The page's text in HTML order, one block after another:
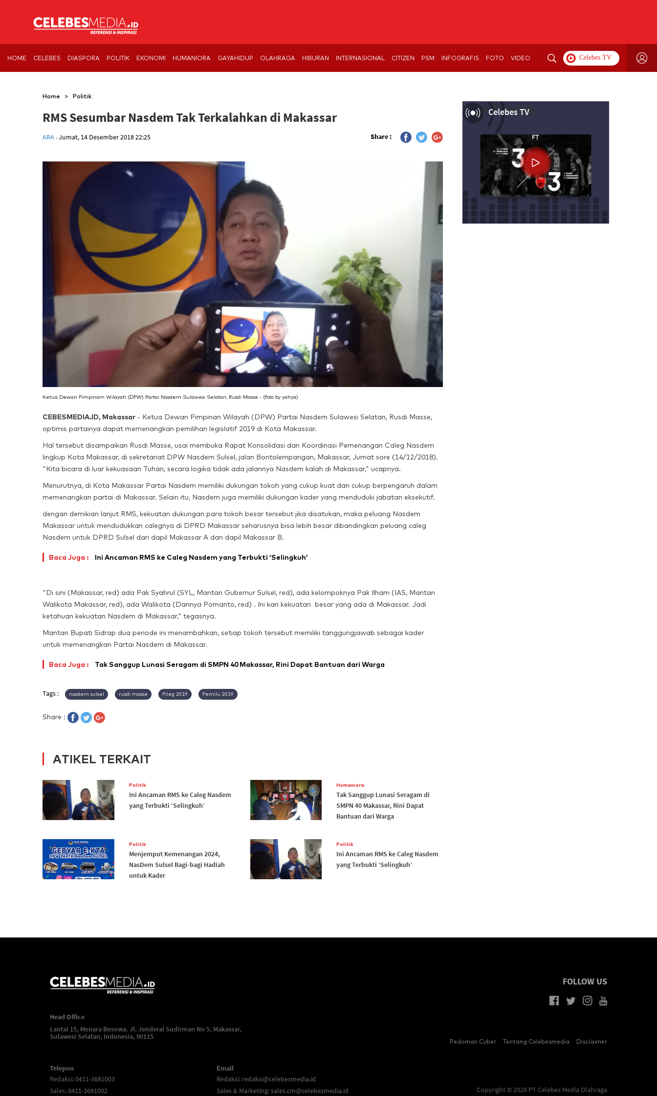
HOME CELEBES DIASPORA POLITIK EKONOMI HUMANIORA GAYAHIDUP OLAHRAGA HIBURAN INTERNASIONAL CITIZEN PSM INFOGRAFIS FOTO VIDEO
Home > Politik
RMS Sesumbar Nasdem Tak Terkalahkan di Makassar
ARA .Jumat, 14 Desember 2018 22:25 Share :
Ketua Dewan Pimpinam Wilayah (DPW) Partai Nasdem Sulawesi Selatan, Rusdi Masse - (foto by yahya)
CEBESMEDIA.ID, Makassar - Ketua Dewan Pimpinan Wilayah (DPW) Partai Nasdem Sulawesi Selatan, Rusdi Masse,
optimis partainya dapat memenangkan pemilihan legislatif 2019 di Kota Makassar.
Hal tersebut disampaikan Rusdi Masse, usai membuka Rapat Konsolidasi dan Koordinasi Pemenangan Caleg Nasdem
lingkup Kota Makassar, di sekretariat DPW Nasdem Sulsel, jalan Bontolempangan, Makassar, Jumat sore (14/12/2018).
"Kita bicara di luar kekuasaan Tuhan, secara logika tidak ada jalannya Nasdem kalah di Makassar," ucapnya.
Menurutnya, di Kota Makassar Partai Nasdem memiliki dukungan tokoh yang cukup kuat dan cukup berpengaruh dalam
memenangkan partai di Makassar. Selain itu, Nasdem juga memiliki dukungan kader yang menduduki jabatan eksekutif.
dengan demikian lanjut RMS, kekuatan dukungan para tokoh besar tersebut jika disatukan, maka peluang Nasdem
Makassar untuk mendudukkan calegnya di DPRD Makassar seharusnya bisa lebih besar dibandingkan peluang caleg
Nasdem untuk DPRD Sulsel dari dapil Makassar A dan dapil Makassar B.
Baca Juga : Ini Ancaman RMS ke Caleg Nasdem yang Terbukti ‘Selingkuh’
"Di sini (Makassar, red) ada Pak Syahrul (SYL, Mantan Gubernur Sulsel, red), ada kelompoknya Pak Ilham (IAS, Mantan
Walikota Makassar, red), ada Walikota (Dannya Pomanto, red) . Ini kan kekuatan besar yang ada di Makassar. Jadi
ketahuan kekuatan Nasdem di Makassar," tegasnya.
Mantan Bupati Sidrap dua periode ini menambahkan, setiap tokoh tersebut memiliki tanggungjawab sebagai kader
untuk memenangkan Partai Nasdem di Makassar.
Baca Juga : Tak Sanggup Lunasi Seragam di SMPN 40 Makassar, Rini Dapat Bantuan dari Warga
Tags : nasdem sulsel rusdi masse Pileg 2019 Pemilu 2019
Share :
ATIKEL TERKAIT
Politik
Ini Ancaman RMS ke Caleg Nasdem
yang Terbukti ‘Selingkuh’
Humaniora
Tak Sanggup Lunasi Seragam di
SMPN 40 Makassar, Rini Dapat
Bantuan dari Warga
Politik
Menjemput Kemenangan 2024,
NasDem Sulsel Bagi-bagi Hadiah
untuk Kader
Politik
Ini Ancaman RMS ke Caleg Nasdem
yang Terbukti ‘Selingkuh’
Celebes TV
Now Playing
Head Office
Lantai 15, Menara Bosowa. Jl. Jenderal Sudirman No 5, Makassar,
Sulawesi Selatan, Indonesia, 90115
Telepon
Redaksi: 0411-3681003
Sales: 0411-3681002
Email
Redaksi: redaksi@celebesmedia.id
Sales & Marketing:sales.cm@celebesmedia.id
FOLLOW US
Pedoman Cyber Tentang Celebesmedia Disclaimer
Copyright © 2026 PT Celebes Media Olahraga